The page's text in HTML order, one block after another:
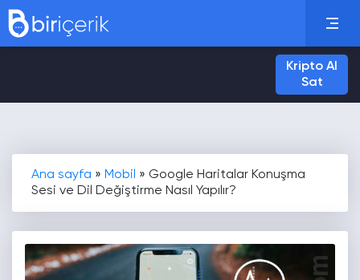
Kripto Al
Sat
Ana sayfa » Mobil » Google Haritalar Konuşma
Sesi ve Dil Değiştirme Nasıl Yapılır?